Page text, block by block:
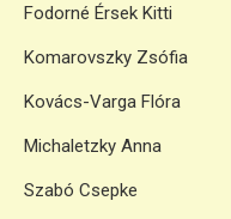
Fodorné Érsek Kitti
Komarovszky Zsófia
Kovács-Varga Flóra
Michaletzky Anna
Szabó Csepke